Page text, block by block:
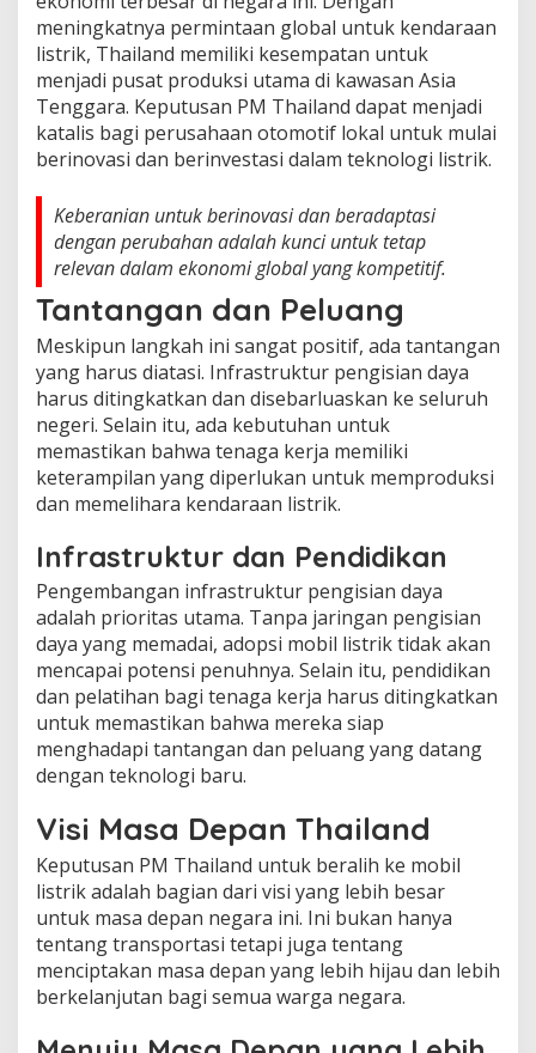
meningkatnya permintaan global untuk kendaraan
listrik, Thailand memiliki kesempatan untuk
menjadi pusat produksi utama di kawasan Asia
Tenggara. Keputusan PM Thailand dapat menjadi
katalis bagi perusahaan otomotif lokal untuk mulai
berinovasi dan berinvestasi dalam teknologi listrik.
Keberanian untuk berinovasi dan beradaptasi
dengan perubahan adalah kunci untuk tetap
relevan dalam ekonomi global yang kompetitif.
Tantangan dan Peluang
Meskipun langkah ini sangat positif, ada tantangan
yang harus diatasi. Infrastruktur pengisian daya
harus ditingkatkan dan disebarluaskan ke seluruh
negeri. Selain itu, ada kebutuhan untuk
memastikan bahwa tenaga kerja memiliki
keterampilan yang diperlukan untuk memproduksi
dan memelihara kendaraan listrik.
Infrastruktur dan Pendidikan
Pengembangan infrastruktur pengisian daya
adalah prioritas utama. Tanpa jaringan pengisian
daya yang memadai, adopsi mobil listrik tidak akan
mencapai potensi penuhnya. Selain itu, pendidikan
dan pelatihan bagi tenaga kerja harus ditingkatkan
untuk memastikan bahwa mereka siap
menghadapi tantangan dan peluang yang datang
dengan teknologi baru.
Visi Masa Depan Thailand
Keputusan PM Thailand untuk beralih ke mobil
listrik adalah bagian dari visi yang lebih besar
untuk masa depan negara ini. Ini bukan hanya
tentang transportasi tetapi juga tentang
menciptakan masa depan yang lebih hijau dan lebih
berkelanjutan bagi semua warga negara.